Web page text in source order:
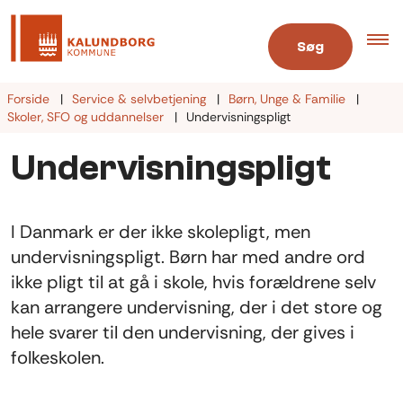
Søg
Forside Service & selvbetjening
Børn, Unge & Familie
Skoler, SFO og uddannelser
Undervisningspligt
Undervisningspligt
I Danmark er der ikke skolepligt, men
undervisningspligt. Børn har med andre ord
ikke pligt til at gå i skole, hvis forældrene selv
kan arrangere undervisning, der i det store og
hele svarer til den undervisning, der gives i
folkeskolen.